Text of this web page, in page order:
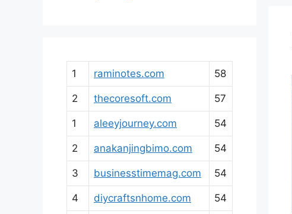
1 raminotes.com 58
2 thecoresoft.com 57
1 aleeyjourney.com 54
2 anakanjingbimo.com 54
3 businesstimemag.com 54
4 diycraftsnhome.com 54